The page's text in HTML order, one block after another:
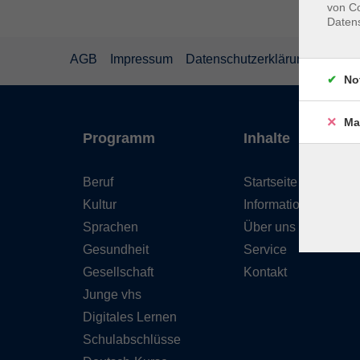
AGB Impressum Datenschutzerklärung
Programm
Beruf
Kultur
Sprachen
Gesundheit
Gesellschaft
Junge vhs
Digitales Lernen
Schulabschlüsse
Inhalte
Startseite
Informationen
Über uns
Service
Kontakt
von